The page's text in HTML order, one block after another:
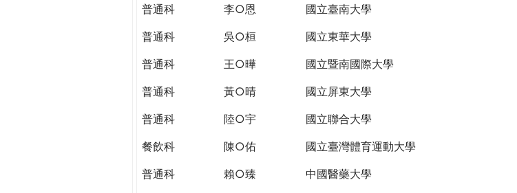
普通科 李○恩 國立臺南大學
普通科
吳○桓 國立東華大學
普通科
王○曄 國立暨南國際大學
普通科
黃○晴 國立屏東大學
普通科
陸○宇 國立聯合大學
餐飲科
陳○佑 國立臺灣體育運動大學
普通科
賴○臻 中國醫藥大學